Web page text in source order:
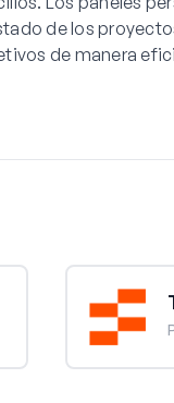
de los
de manera